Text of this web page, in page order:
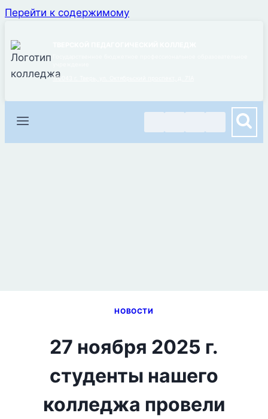
Перейти к содержимому
170043 г. Тверь, ул. Октябрьский проспект, д. 71А
НОВОСТИ
27 ноября 2025 г.
студенты нашего
колледжа провели